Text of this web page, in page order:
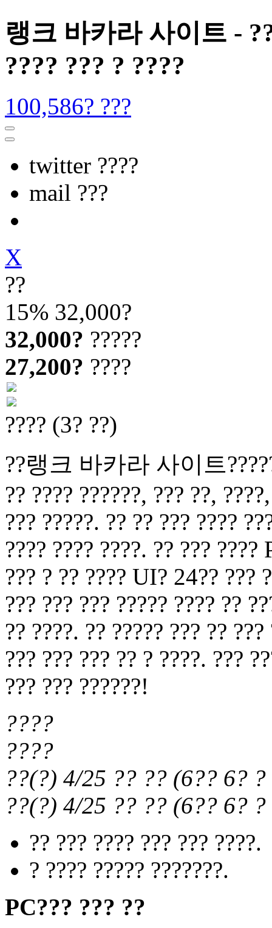
랭크 바카라 사이트 -
???? ??? ? ????
100,586? ???
twitter ????
mail ???
X
??
15% 32,000?
32,000? ?????
27,200? ????
???? (3? ??)
??랭크 바카라 사이트
?? ???? ??????, ??? ??,
??? ?????. ?? ?? ??? ????
???? ???? ????. ?? ??? ????
??? ? ?? ???? UI? 24?? ???
??? ??? ??? ????? ???? ??
?? ????. ?? ????? ??? ??
??? ??? ??? ?? ? ????. ???
??? ??? ??????!
????
????
??(?) 4/25 ?? ?? (6?? 6?
??(?) 4/25 ?? ?? (6?? 6?
?? ??? ???? ??? ??? ????.
? ???? ????? ???????.
PC??? ??? ??